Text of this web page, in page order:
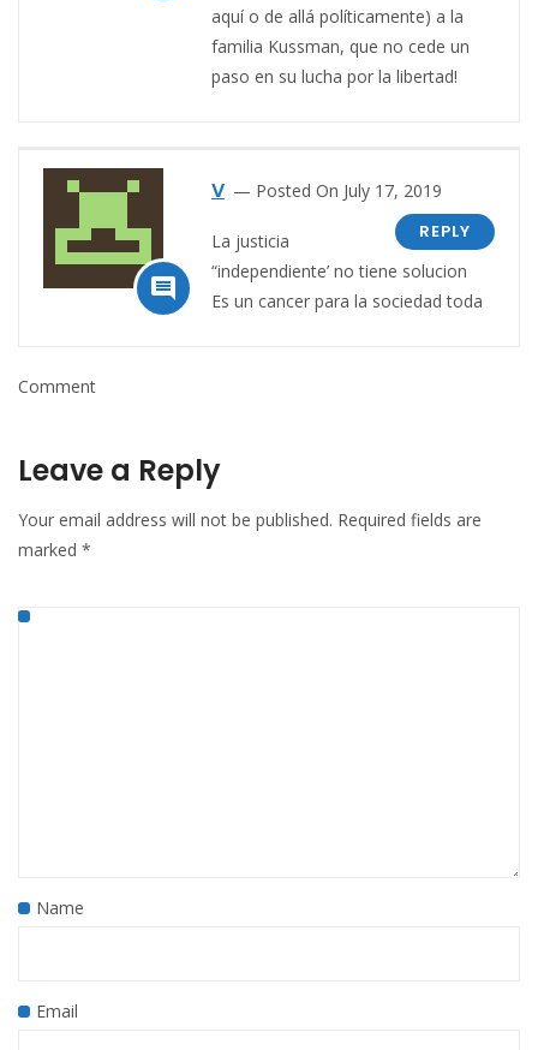
aquí o de allá políticamente) a la
familia Kussman, que no cede un
paso en su lucha por la libertad!

V
Posted On July 17, 2019
REPLY
La justicia
“independiente’ no tiene solucion
Es un cancer para la sociedad toda
Comment
Leave a Reply
Your email address will not be published. Required fields are
marked *
Name
Email